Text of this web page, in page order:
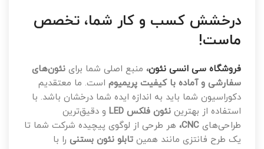
درخشش کسب و کار شما، تخصص
ماست!
فروشگاه سی انسی نئون، منبع اصلی شما برای نئون‌های
سفارشی و آماده با کیفیت پریمیوم است. ما معتقدیم
دکوراسیون شما باید به اندازه ایده شما درخشان باشد. با
استفاده از بهترین نئون فلکس LED
و دقیق‌ترین
طراحی‌های CNC، هر طرحی از لوگوی پیچیده شرکت شما تا
یک طرح فانتزی مانند همین تابلو نئون بستنی را با